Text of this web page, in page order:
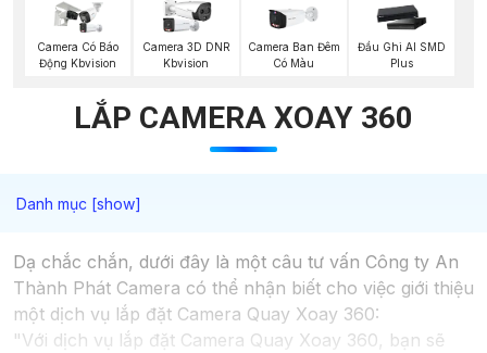
Camera Có Báo
Động Kbvision
Camera 3D DNR
Kbvision
Camera Ban Đêm
Có Màu
Đầu Ghi AI SMD
Plus
LẮP CAMERA XOAY 360
Dạ chắc chắn, dưới đây là một câu tư vấn Công ty An
Thành Phát Camera có thể nhận biết cho việc giới thiệu
một dịch vụ lắp đặt Camera Quay Xoay 360:
"Với dịch vụ lắp đặt Camera Quay Xoay 360, bạn sẽ